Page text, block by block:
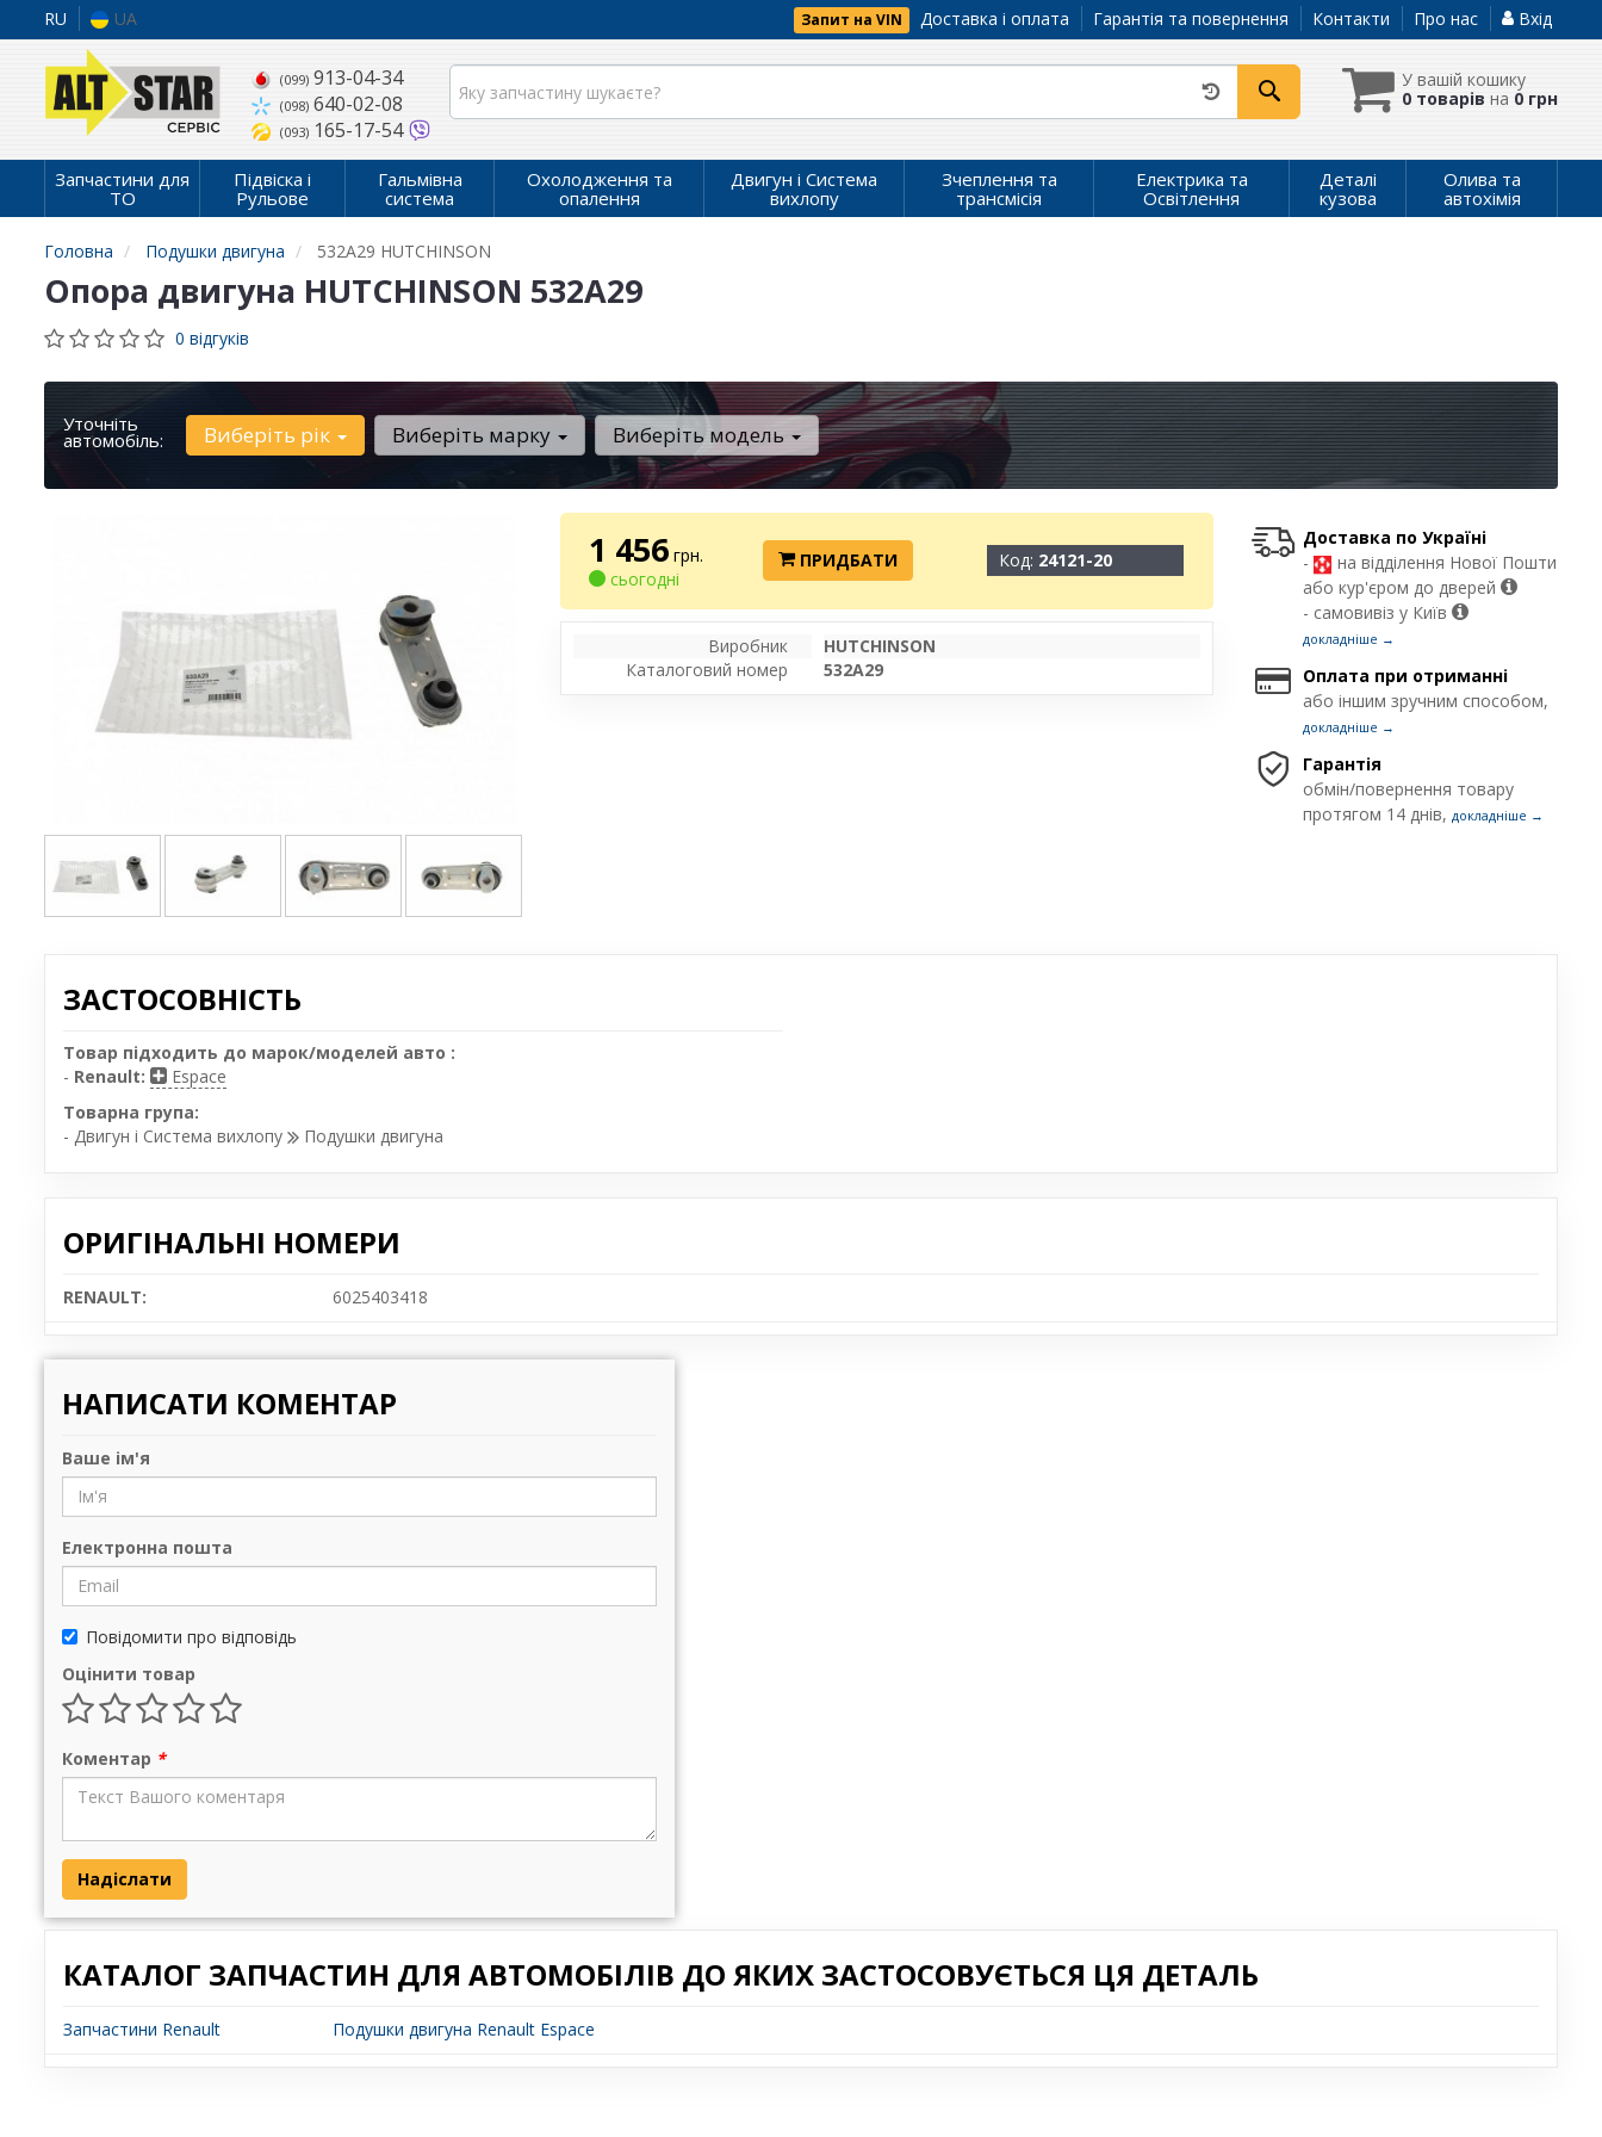
RU UA Запит на VIN Доставка і оплата Гарантія та повернення Контакти Про нас Вхід
(099)913-04-34
(098)640-02-08
(093)165-17-54
У вашій кошику
0 товарів на 0 грн
Запчастини для
ТО
Підвіска і
Рульове
Гальмівна
система
Охолодження та
опалення
Двигун і Система
вихлопу
Зчеплення та
трансмісія
Електрика та
Освітлення
Деталі
кузова
Олива та
автохімія
Головна Подушки двигуна 532A29 HUTCHINSON
Опора двигуна HUTCHINSON 532A29
0 відгуків
Уточніть
автомобіль: Виберіть рік Виберіть марку Виберіть модель
1 456 грн.
сьогодні
ПРИДБАТИ Код: 24121-20
Виробник
HUTCHINSON
Каталоговий номер
532A29
Доставка по Україні
-
на відділення Нової Пошти
або кур'єром до дверей
- самовивіз у Київ
докладніше →
Оплата при отриманні
або іншим зручним способом,
докладніше →
Гарантія
обмін/повернення товару
протягом 14 днів,докладніше →
ЗАСТОСОВНІСТЬ
Товар підходить до марок/моделей авто :
- Renault:
Espace
Товарна група:
- Двигун і Система вихлопу
Подушки двигуна
ОРИГІНАЛЬНІ НОМЕРИ
RENAULT: 6025403418
НАПИСАТИ КОМЕНТАР
Ваше ім'я
Електронна пошта
Повідомити про відповідь
Оцінити товар
Коментар *
Надіслати
КАТАЛОГ ЗАПЧАСТИН ДЛЯ АВТОМОБІЛІВ ДО ЯКИХ ЗАСТОСОВУЄТЬСЯ ЦЯ ДЕТАЛЬ
Запчастини Renault Подушки двигуна Renault Espace